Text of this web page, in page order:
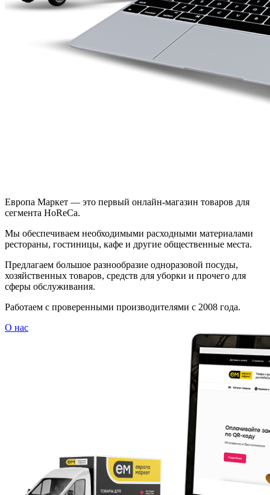
Европа Маркет — это первый онлайн-магазин товаров для
сегмента HoReCa.
Мы обеспечиваем необходимыми расходными материалами
рестораны, гостиницы, кафе и другие общественные места.
Предлагаем большое разнообразие одноразовой посуды,
хозяйственных товаров, средств для уборки и прочего для
сферы обслуживания.
Работаем с проверенными производителями с 2008 года.
О нас